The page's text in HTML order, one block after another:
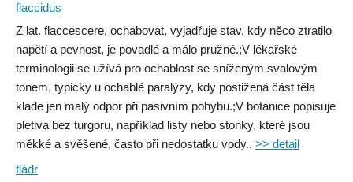
flaccidus
Z lat. flaccescere, ochabovat, vyjadřuje stav, kdy něco ztratilo
napětí a pevnost, je povadlé a málo pružné.;V lékařské
terminologii se užívá pro ochablost se sníženým svalovým
tonem, typicky u ochablé paralýzy, kdy postižená část těla
klade jen malý odpor při pasivním pohybu.;V botanice popisuje
pletiva bez turgoru, například listy nebo stonky, které jsou
měkké a svěšené, často při nedostatku vody.. >> detail
fládr